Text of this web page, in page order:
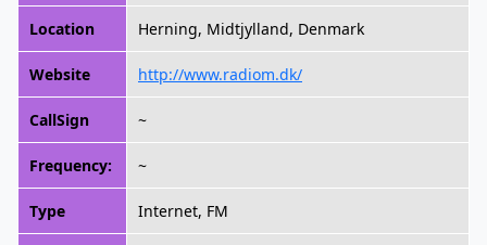
Location Herning, Midtjylland, Denmark
Website http://www.radiom.dk/
CallSign ~
Frequency: ~
Type Internet, FM